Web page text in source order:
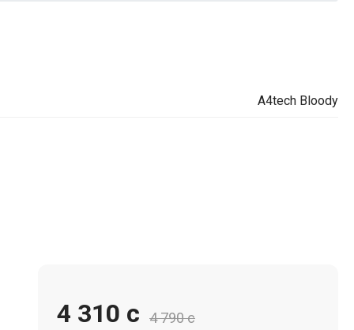
A4tech Bloody
4 790 c
4 310 c